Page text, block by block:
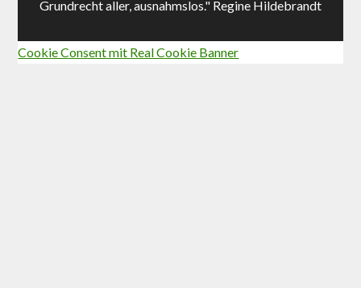
Grundrecht aller, ausnahmslos." Regine Hildebrandt
Cookie Consent mit Real Cookie Banner